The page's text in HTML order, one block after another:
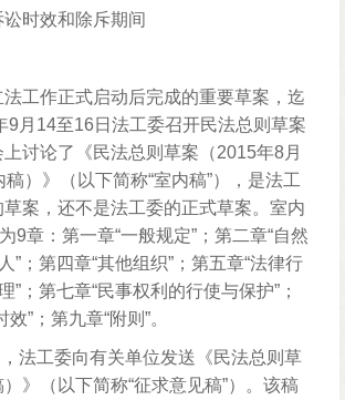
讼时效和除斥期间
法工作正式启动后完成的重要草案，迄
9月14至16日法工委召开民法总则草案
讨论了《民法总则草案（2015年8月
）》（以下简称“室内稿”），是法工
案，还不是法工委的正式草案。室内
9章：第一章“一般规定”；第二章“自然
”；第四章“其他组织”；第五章“法律行
”；第七章“民事权利的行使与保护”；
”；第九章“附则”。
法工委向有关单位发送《民法总则草
》（以下简称“征求意见稿”）。该稿